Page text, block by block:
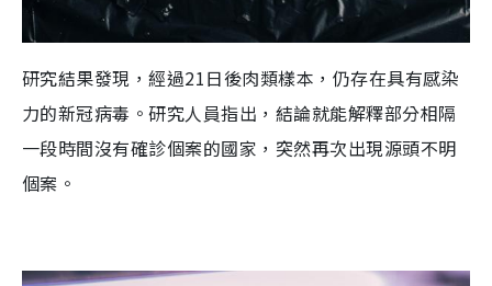
研究結果發現，經過21日後肉類樣本，仍存在具有感染
力的新冠病毒。研究人員指出，結論就能解釋部分相隔
一段時間沒有確診個案的國家，突然再次出現源頭不明
個案。